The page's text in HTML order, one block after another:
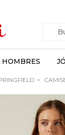
HOMBRES